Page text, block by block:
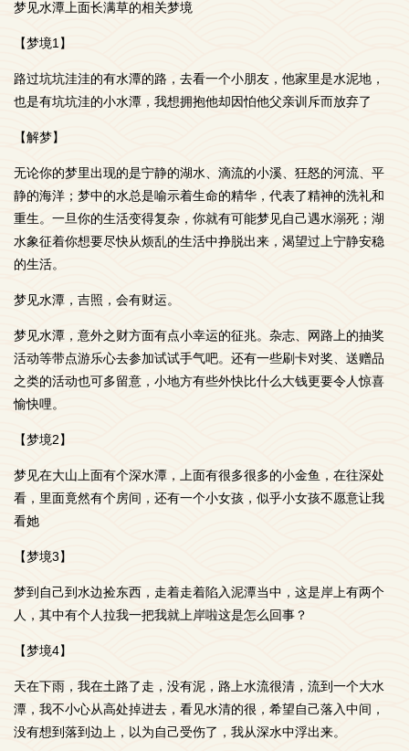
梦见水潭上面长满草的相关梦境
【梦境1】
路过坑坑洼洼的有水潭的路，去看一个小朋友，他家里是水泥地，
也是有坑坑洼的小水潭，我想拥抱他却因怕他父亲训斥而放弃了
【解梦】
无论你的梦里出现的是宁静的湖水、滴流的小溪、狂怒的河流、平
静的海洋；梦中的水总是喻示着生命的精华，代表了精神的洗礼和
重生。一旦你的生活变得复杂，你就有可能梦见自己遇水溺死；湖
水象征着你想要尽快从烦乱的生活中挣脱出来，渴望过上宁静安稳
的生活。
梦见水潭，吉照，会有财运。
梦见水潭，意外之财方面有点小幸运的征兆。杂志、网路上的抽奖
活动等带点游乐心去参加试试手气吧。还有一些刷卡对奖、送赠品
之类的活动也可多留意，小地方有些外快比什么大钱更要令人惊喜
愉快哩。
【梦境2】
梦见在大山上面有个深水潭，上面有很多很多的小金鱼，在往深处
看，里面竟然有个房间，还有一个小女孩，似乎小女孩不愿意让我
看她
【梦境3】
梦到自己到水边捡东西，走着走着陷入泥潭当中，这是岸上有两个
人，其中有个人拉我一把我就上岸啦这是怎么回事？
【梦境4】
天在下雨，我在土路了走，没有泥，路上水流很清，流到一个大水
潭，我不小心从高处掉进去，看见水清的很，希望自己落入中间，
没有想到落到边上，以为自己受伤了，我从深水中浮出来。